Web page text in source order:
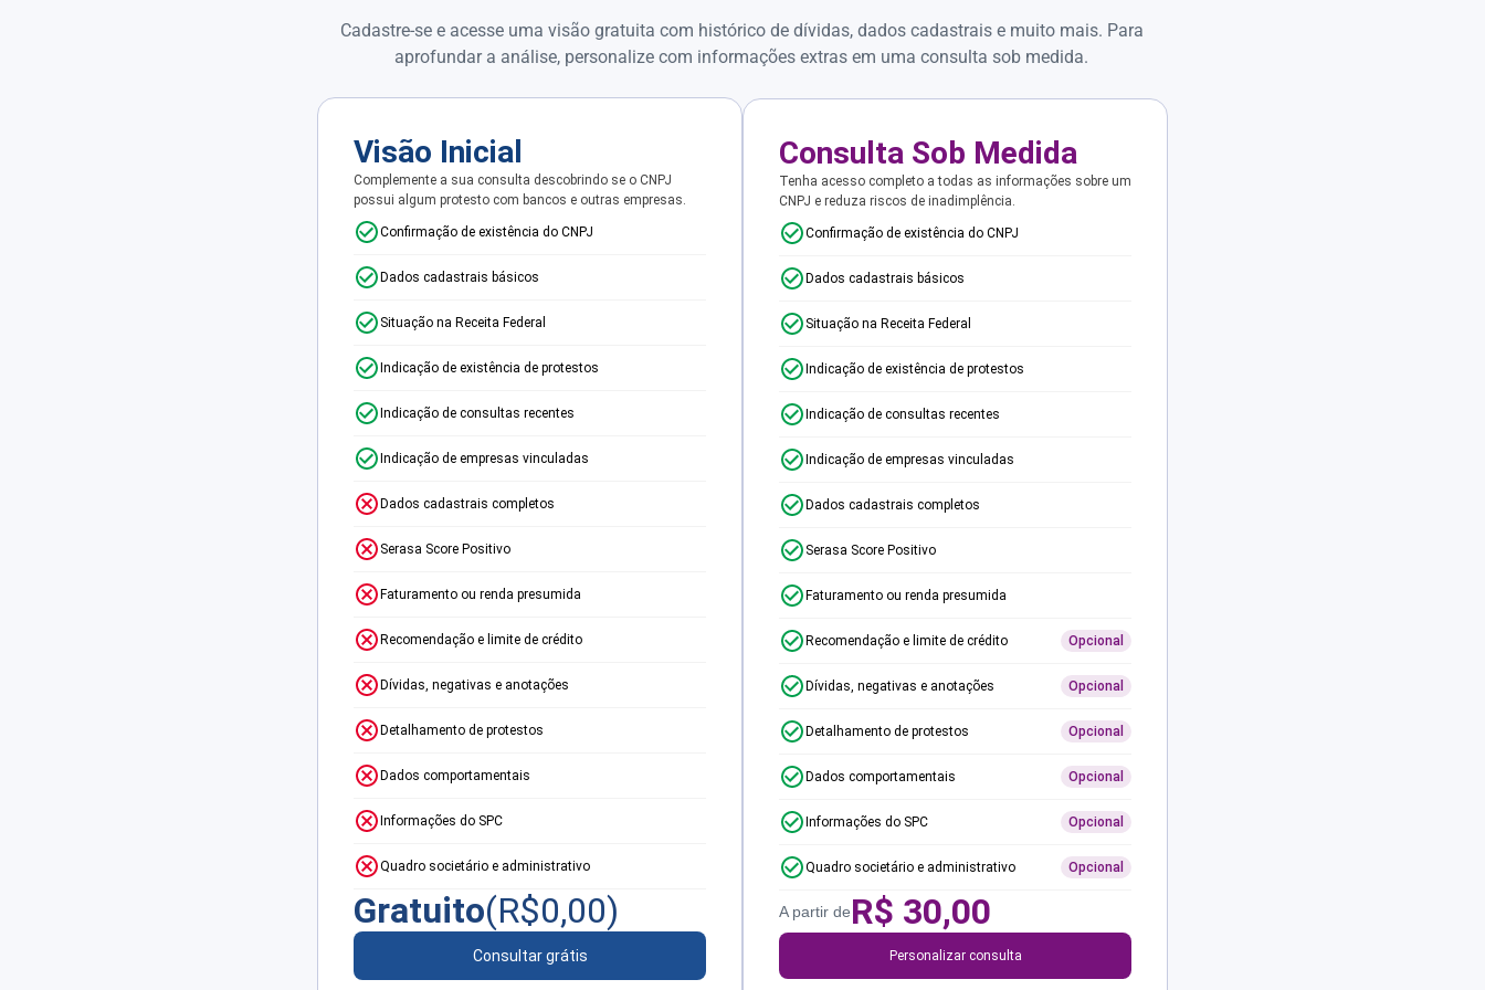
Cadastre-se e acesse uma visão gratuita com histórico de dívidas, dados cadastrais e muito mais. Para
aprofundar a análise, personalize com informações extras em uma consulta sob medida.
Visão Inicial
Complemente a sua consulta descobrindo se o CNPJ
possui algum protesto com bancos e outras empresas.
Confirmação de existência do CNPJ
Dados cadastrais básicos
Situação na Receita Federal
Indicação de existência de protestos
Indicação de consultas recentes
Indicação de empresas vinculadas
Dados cadastrais completos
Serasa Score Positivo
Faturamento ou renda presumida
Recomendação e limite de crédito
Dívidas, negativas e anotações
Detalhamento de protestos
Dados comportamentais
Informações do SPC
Quadro societário e administrativo
Gratuito(R$0,00)
Consultar grátis
Consulta Sob Medida
Tenha acesso completo a todas as informações sobre um
CNPJ e reduza riscos de inadimplência.
Confirmação de existência do CNPJ
Dados cadastrais básicos
Situação na Receita Federal
Indicação de existência de protestos
Indicação de consultas recentes
Indicação de empresas vinculadas
Dados cadastrais completos
Serasa Score Positivo
Faturamento ou renda presumida
Recomendação e limite de crédito Opcional
Dívidas, negativas e anotações Opcional
Detalhamento de protestos Opcional
Dados comportamentais Opcional
Informações do SPC Opcional
Quadro societário e administrativo Opcional
A partir deR$ 30,00
Personalizar consulta